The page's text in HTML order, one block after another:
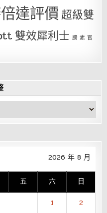
達評價超級雙
雙效犀利士 騰 素 官
2026 年 8 月
五 六 日
1
2